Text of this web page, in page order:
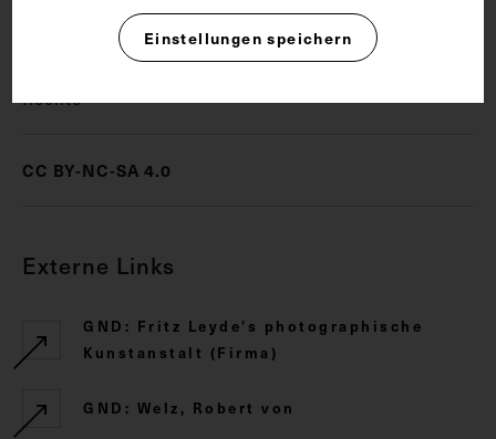
Gynäkologie
Rechte
CC BY-NC-SA 4.0
Externe Links
GND: Fritz Leyde's photographische
Kunstanstalt (Firma)
GND: Welz, Robert von
Einstellungen speichern